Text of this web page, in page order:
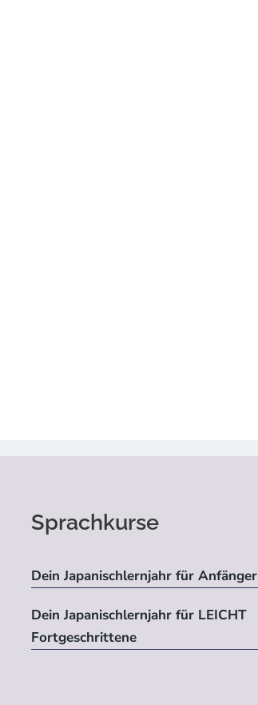
Sprachkurse
Dein Japanischlernjahr für Anfänger
Dein Japanischlernjahr für LEICHT
Fortgeschrittene